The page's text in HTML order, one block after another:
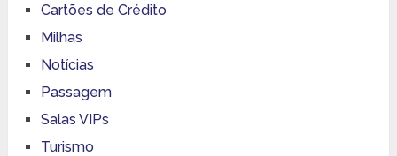
Cartões de Crédito
Milhas
Notícias
Passagem
Salas VIPs
Turismo